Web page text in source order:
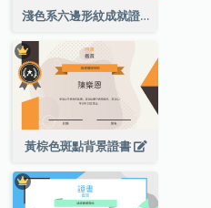
淺色系六邊形紋成就證書
黃棕色斑點背景證書